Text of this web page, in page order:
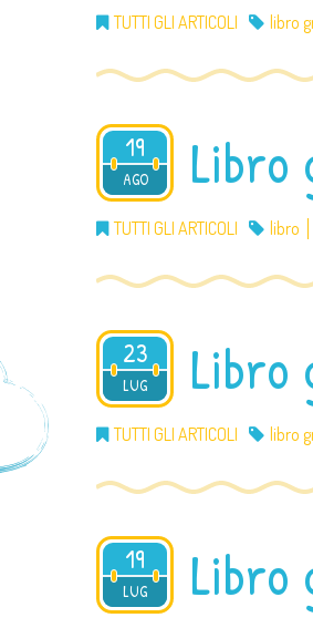
TUTTI GLI ARTICOLI libro
19
AGO
2012 Libro
TUTTI GLI ARTICOLI libro
23
LUG
2012 Libro
TUTTI GLI ARTICOLI libro
19
LUG
2012 Libro